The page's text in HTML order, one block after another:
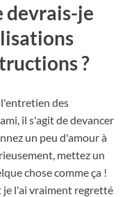
devrais-je
?
des
ami, il s'agit de devancer
un peu d'amour à
mettez un
chose comme ça !
je l'ai vraiment regretté